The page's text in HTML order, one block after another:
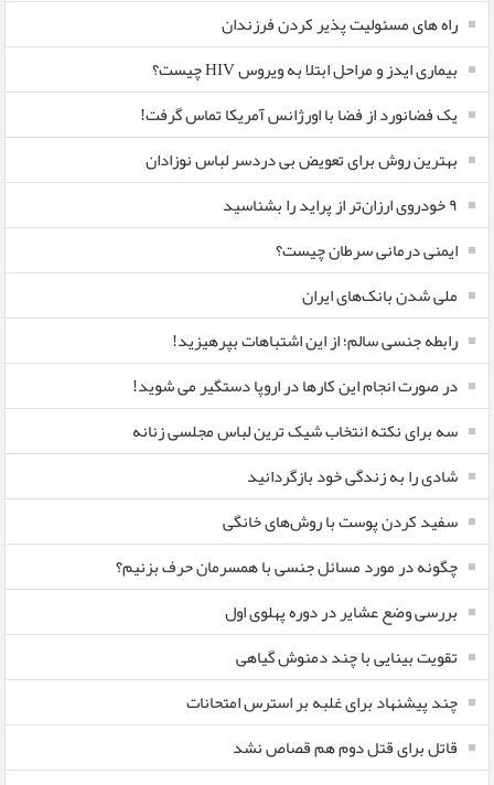
راه های مسئولیت پذیر کردن فرزندان
بیماری ایدز و مراحل ابتلا به ویروس HIV چیست؟
یک فضانورد از فضا با اورژانس آمریکا تماس گرفت!
بهترین روش برای تعویض بی دردسر لباس نوزادان
٩ خودروی ارزان‌تر از پراید را بشناسید
ایمنی درمانی سرطان چیست؟
ملی شدن بانک‌های ایران
رابطه جنسی سالم؛ از این اشتباهات بپرهیزید!
در صورت انجام این کارها در اروپا دستگیر می شوید!
سه برای نکته انتخاب شیک ترین لباس مجلسی زنانه
شادی را به زندگی خود بازگردانید
سفید کردن پوست با روش‌های خانگی
چگونه در مورد مسائل جنسی با همسرمان حرف بزنیم؟
بررسی وضع عشایر در دوره پهلوی اول
تقویت بینایی با چند دمنوش گیاهی
چند پیشنهاد برای غلبه بر استرس امتحانات
قاتل برای قتل دوم هم قصاص نشد